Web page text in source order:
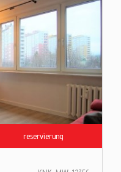
reservierung